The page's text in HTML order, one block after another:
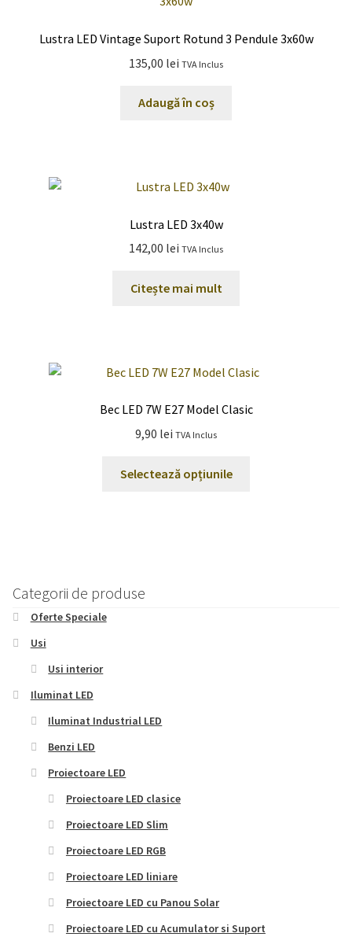
Lustra LED Vintage Suport Rotund 3 Pendule 3x60w
135,00 lei TVA Inclus
Adaugă în coș
Lustra LED 3x40w
142,00 lei TVA Inclus
Citește mai mult
Bec LED 7W E27 Model Clasic
9,90 lei TVA Inclus
Selectează opțiunile
Categorii de produse
Oferte Speciale
Usi
Usi interior
Iluminat LED
Iluminat Industrial LED
Benzi LED
Proiectoare LED
Proiectoare LED clasice
Proiectoare LED Slim
Proiectoare LED RGB
Proiectoare LED liniare
Proiectoare LED cu Panou Solar
Proiectoare LED cu Acumulator si Suport